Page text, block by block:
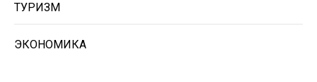
ТУРИЗМ
ЭКОНОМИКА